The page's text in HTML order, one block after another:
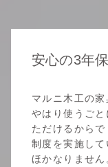
安心の3年
マルニ木工の家
やはり使うご
ただけるから
制度を実施し
ほかなりません